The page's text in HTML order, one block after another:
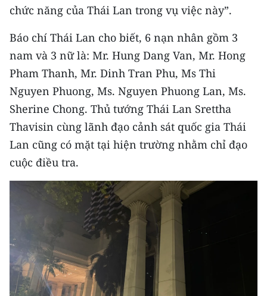
Media Y tế
Media Khoa học - Công nghệ
Ảnh
Infographic
TIN MỚI
TIN ĐỊA PHƯƠNG
Trung du và miền núi phía Bắc
Đồng bằng sông Hồng
Bắc Trung Bộ
Duyên hải Nam Trung Bộ và Tây
chức năng của Thái Lan trong vụ việc này”.
Báo chí Thái Lan cho biết, 6 nạn nhân gồm 3
nam và 3 nữ là: Mr. Hung Dang Van, Mr. Hong
Pham Thanh, Mr. Dinh Tran Phu, Ms Thi
Nguyen Phuong, Ms. Nguyen Phuong Lan, Ms.
Sherine Chong. Thủ tướng Thái Lan Srettha
Thavisin cùng lãnh đạo cảnh sát quốc gia Thái
Lan cũng có mặt tại hiện trường nhằm chỉ đạo
cuộc điều tra.